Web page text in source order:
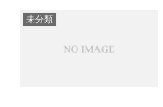
未分類